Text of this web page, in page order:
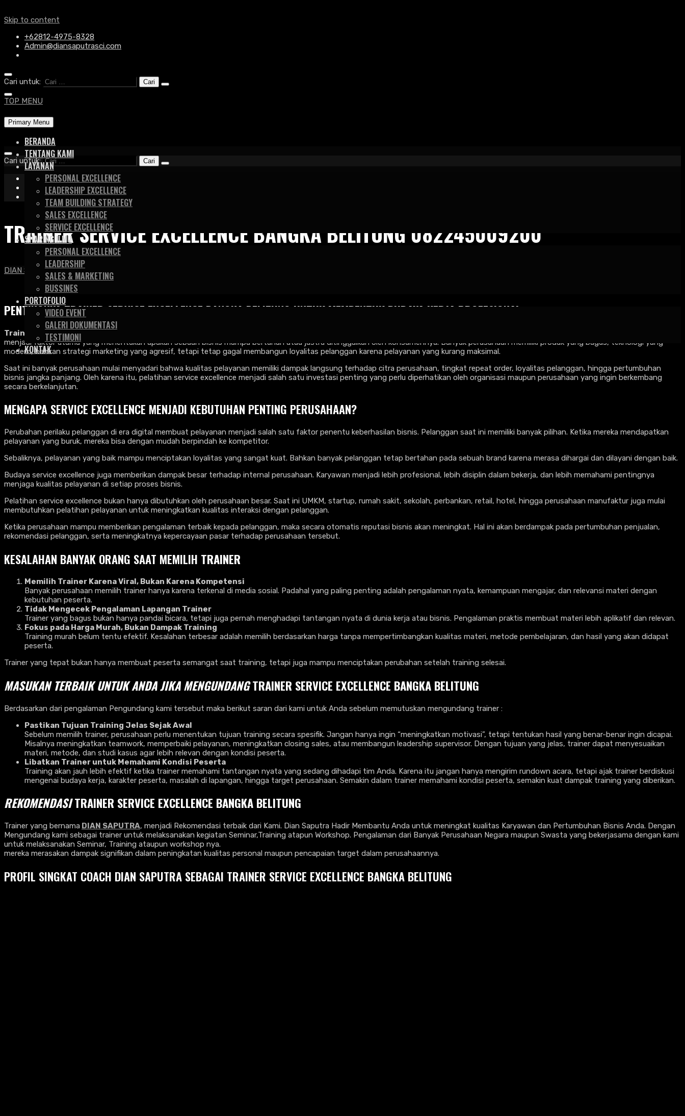
Skip to content
+62812-4975-8328
Admin@diansaputrasci.com
Cari untuk:
TOP MENU
Primary Menu
BERANDA
TENTANG KAMI
LAYANAN
PERSONAL EXCELLENCE
LEADERSHIP EXCELLENCE
TEAM BUILDING STRATEGY
SALES EXCELLENCE
SERVICE EXCELLENCE
SHARING ILMU
PERSONAL EXCELLENCE
LEADERSHIP
SALES & MARKETING
BUSSINES
PORTOFOLIO
VIDEO EVENT
GALERI DOKUMENTASI
TESTIMONI
KONTAK
Cari untuk:
+62812-4975-8328
Admin@diansaputrasci.com
TRAINER SERVICE EXCELLENCE BANGKA BELITUNG 082245009200
DIAN SAPUTRA & ASSOCIATE >
PENTINGNYA TRAINER SERVICE EXCELLENCE BANGKA BELITUNG UNTUK MEMBENTUK BUDAYA KERJA PROFESIONAL
Trainer Service Excellence
menjadi faktor utama yang menentukan apakah sebuah bisnis mampu bertahan atau justru ditinggalkan oleh konsumennya. Banyak perusahaan memiliki produk yang bagus, teknologi yang
modern, bahkan strategi marketing yang agresif, tetapi tetap gagal membangun loyalitas pelanggan karena pelayanan yang kurang maksimal.
Saat ini banyak perusahaan mulai menyadari bahwa kualitas pelayanan memiliki dampak langsung terhadap citra perusahaan, tingkat repeat order, loyalitas pelanggan, hingga pertumbuhan
bisnis jangka panjang. Oleh karena itu, pelatihan service excellence menjadi salah satu investasi penting yang perlu diperhatikan oleh organisasi maupun perusahaan yang ingin berkembang
secara berkelanjutan.
MENGAPA SERVICE EXCELLENCE MENJADI KEBUTUHAN PENTING PERUSAHAAN?
Perubahan perilaku pelanggan di era digital membuat pelayanan menjadi salah satu faktor penentu keberhasilan bisnis. Pelanggan saat ini memiliki banyak pilihan. Ketika mereka mendapatkan
pelayanan yang buruk, mereka bisa dengan mudah berpindah ke kompetitor.
Sebaliknya, pelayanan yang baik mampu menciptakan loyalitas yang sangat kuat. Bahkan banyak pelanggan tetap bertahan pada sebuah brand karena merasa dihargai dan dilayani dengan baik.
Budaya service excellence juga memberikan dampak besar terhadap internal perusahaan. Karyawan menjadi lebih profesional, lebih disiplin dalam bekerja, dan lebih memahami pentingnya
menjaga kualitas pelayanan di setiap proses bisnis.
Pelatihan service excellence bukan hanya dibutuhkan oleh perusahaan besar. Saat ini UMKM, startup, rumah sakit, sekolah, perbankan, retail, hotel, hingga perusahaan manufaktur juga mulai
membutuhkan pelatihan pelayanan untuk meningkatkan kualitas interaksi dengan pelanggan.
Ketika perusahaan mampu memberikan pengalaman terbaik kepada pelanggan, maka secara otomatis reputasi bisnis akan meningkat. Hal ini akan berdampak pada pertumbuhan penjualan,
rekomendasi pelanggan, serta meningkatnya kepercayaan pasar terhadap perusahaan tersebut.
KESALAHAN BANYAK ORANG SAAT MEMILIH TRAINER
Memilih Trainer Karena Viral, Bukan Karena Kompetensi
Banyak perusahaan memilih trainer hanya karena terkenal di media sosial. Padahal yang paling penting adalah pengalaman nyata, kemampuan mengajar, dan relevansi materi dengan
kebutuhan peserta.
Tidak Mengecek Pengalaman Lapangan Trainer
Trainer yang bagus bukan hanya pandai bicara, tetapi juga pernah menghadapi tantangan nyata di dunia kerja atau bisnis. Pengalaman praktis membuat materi lebih aplikatif dan relevan.
Fokus pada Harga Murah, Bukan Dampak Training
Training murah belum tentu efektif. Kesalahan terbesar adalah memilih berdasarkan harga tanpa mempertimbangkan kualitas materi, metode pembelajaran, dan hasil yang akan didapat
peserta.
Trainer yang tepat bukan hanya membuat peserta semangat saat training, tetapi juga mampu menciptakan perubahan setelah training selesai.
MASUKAN TERBAIK UNTUK ANDA JIKA MENGUNDANGTRAINER SERVICE EXCELLENCE BANGKA BELITUNG
Berdasarkan dari pengalaman Pengundang kami tersebut maka berikut saran dari kami untuk Anda sebelum memutuskan mengundang trainer :
Pastikan Tujuan Training Jelas Sejak Awal
Sebelum memilih trainer, perusahaan perlu menentukan tujuan training secara spesifik. Jangan hanya ingin “meningkatkan motivasi”, tetapi tentukan hasil yang benar-benar ingin dicapai.
Misalnya meningkatkan teamwork, memperbaiki pelayanan, meningkatkan closing sales, atau membangun leadership supervisor. Dengan tujuan yang jelas, trainer dapat menyesuaikan
materi, metode, dan studi kasus agar lebih relevan dengan kondisi peserta.
Libatkan Trainer untuk Memahami Kondisi Peserta
Training akan jauh lebih efektif ketika trainer memahami tantangan nyata yang sedang dihadapi tim Anda. Karena itu jangan hanya mengirim rundown acara, tetapi ajak trainer berdiskusi
mengenai budaya kerja, karakter peserta, masalah di lapangan, hingga target perusahaan. Semakin dalam trainer memahami kondisi peserta, semakin kuat dampak training yang diberikan.
REKOMENDASITRAINER SERVICE EXCELLENCE BANGKA BELITUNG
Trainer yang bernama DIAN SAPUTRA, menjadi Rekomendasi terbaik dari Kami. Dian Saputra Hadir Membantu Anda untuk meningkat kualitas Karyawan dan Pertumbuhan Bisnis Anda. Dengan
Mengundang kami sebagai trainer untuk melaksanakan kegiatan Seminar,Training atapun Workshop. Pengalaman dari Banyak Perusahaan Negara maupun Swasta yang bekerjasama dengan kami
untuk melaksanakan Seminar, Training ataupun workshop nya.
mereka merasakan dampak signifikan dalam peningkatan kualitas personal maupun pencapaian target dalam perusahaannya.
PROFIL SINGKAT COACH DIAN SAPUTRA SEBAGAI TRAINER SERVICE EXCELLENCE BANGKA BELITUNG